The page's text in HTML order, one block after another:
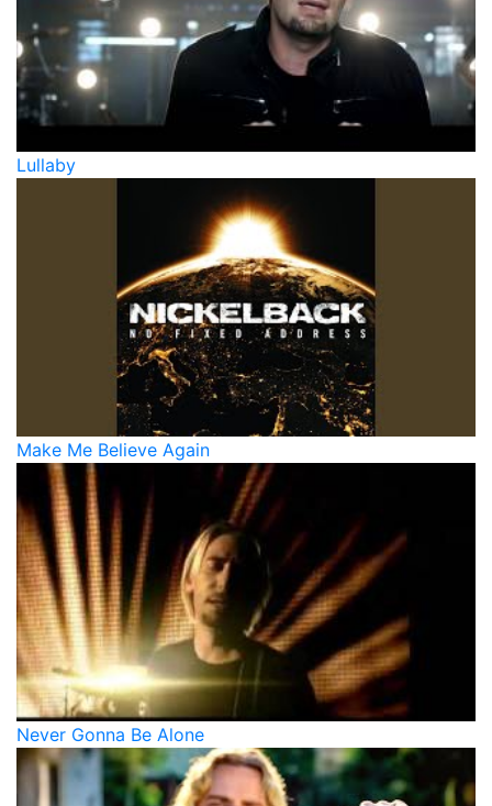
Lullaby
Make Me Believe Again
Never Gonna Be Alone